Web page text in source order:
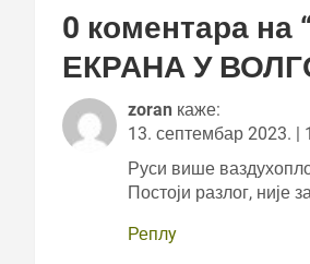
0 коментара на
ЕКРАНА У
zoran каже:
13. септембар 2023. |
Руси више
Постоји разлог, није
Реплy